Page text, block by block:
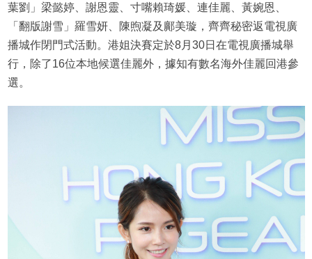
葉劉」梁懿婷、謝恩靈、寸嘴賴琦媛、連佳麗、黃婉恩、
「翻版謝雪」羅雪妍、陳煦凝及鄺美璇，齊齊秘密返電視廣
播城作閉門式活動。港姐決賽定於8月30日在電視廣播城舉
行，除了16位本地候選佳麗外，據知有數名海外佳麗回港參
選。